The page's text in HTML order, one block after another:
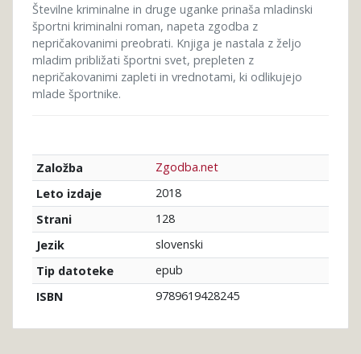
Številne kriminalne in druge uganke prinaša mladinski
športni kriminalni roman, napeta zgodba z
nepričakovanimi preobrati. Knjiga je nastala z željo
mladim približati športni svet, prepleten z
nepričakovanimi zapleti in vrednotami, ki odlikujejo
mlade športnike.
Založba
Zgodba.net
Leto izdaje
2018
Strani
128
Jezik
slovenski
Tip datoteke
epub
ISBN
9789619428245